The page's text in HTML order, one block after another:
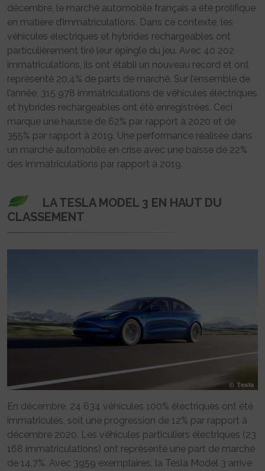
décembre, le marché automobile français a été prolifique
en matière d’immatriculations. Dans ce contexte, les
véhicules électriques et hybrides rechargeables ont
particulièrement tiré leur épingle du jeu. Avec 40 202
immatriculations, ils ont établi un nouveau record et ont
représenté 20,4% de parts de marché. Sur l’ensemble de
l’année, 315 978 immatriculations de véhicules électriques
et hybrides rechargeables ont été enregistrées. Ceci
marque une hausse de 62% par rapport à 2020 et de
355% par rapport à 2019. Une performance réalisée dans
un marché automobile en crise avec une baisse de 22%
des immatriculations par rapport à 2019.
LA TESLA MODEL 3 EN HAUT DU
CLASSEMENT
En décembre, 24 634 véhicules 100% électriques ont été
immatriculés, soit une progression de 12% par rapport à
décembre 2020. Les véhicules particuliers électriques (23
168 immatriculations) ont représenté une part de marché
de 14,7%. Avec 3959 exemplaires, la Tesla Model 3 arrive